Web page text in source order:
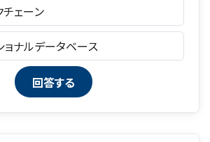
チェーン
ョナルデータベース